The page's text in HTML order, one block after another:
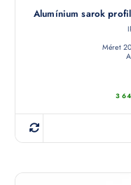
Alumínium sarok
Méret
3